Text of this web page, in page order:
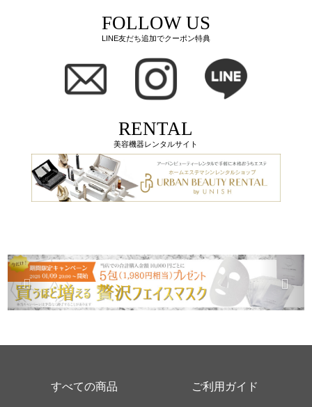
FOLLOW US
LINE友だち追加でクーポン特典
RENTAL
美容機器レンタルサイト
すべての商品 ご利用ガイド